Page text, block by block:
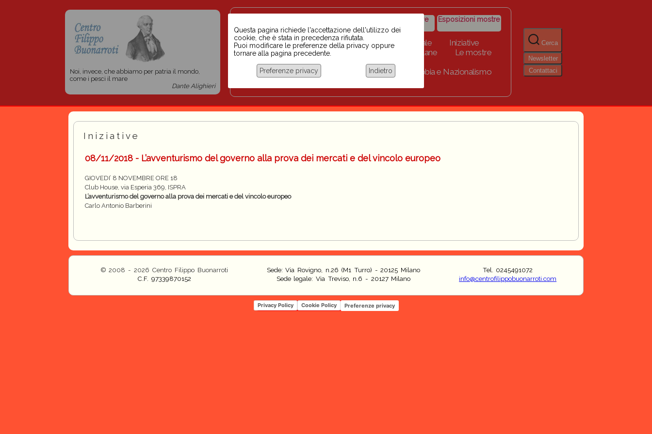
Noi, invece, che abbiamo per patria il mondo,
come i pesci il mare
Dante Alighieri
razzismo
iniziative
Storico iniziative Esposizioni mostre
Home Scuola BINARI Biblioteca digitale
Iniziative
Progetti per le scuole 2023-2024
Link Collane
Le mostre
Chi siamo
Coordinamento Docenti contro Razzismo, Xenofobia e Nazionalismo
Cerca
Newsletter
Contattaci
Questa pagina richiede l'accettazione dell'utilizzo dei
cookie, che è stata in precedenza rifiutata.
Puoi modificare le preferenze della privacy oppure
tornare alla pagina precedente.
Preferenze privacy Indietro
Iniziative
08/11/2018 - L’avventurismo del governo alla prova dei mercati e del vincolo europeo
GIOVEDI’ 8 NOVEMBRE ORE 18
Club House, via Esperia 369, ISPRA
L’avventurismo del governo alla prova dei mercati e del vincolo europeo
Carlo Antonio Barberini
© 2008 - 2026 Centro Filippo Buonarroti
C.F. 97339870152
Sede: Via Rovigno, n.26 (M1 Turro) - 20125 Milano
Sede legale: Via Treviso, n.6 - 20127 Milano
Tel. 0245491072
info@centrofilippobuonarroti.com
Privacy Policy Cookie Policy Preferenze privacy